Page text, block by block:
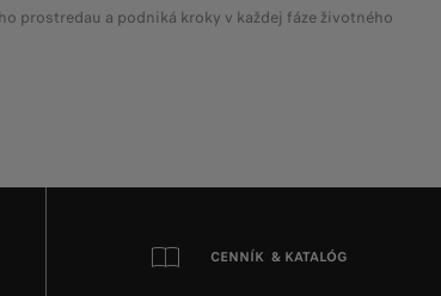
prostredau a podniká kroky v každej fáze životného
CENNÍK & KATALÓG